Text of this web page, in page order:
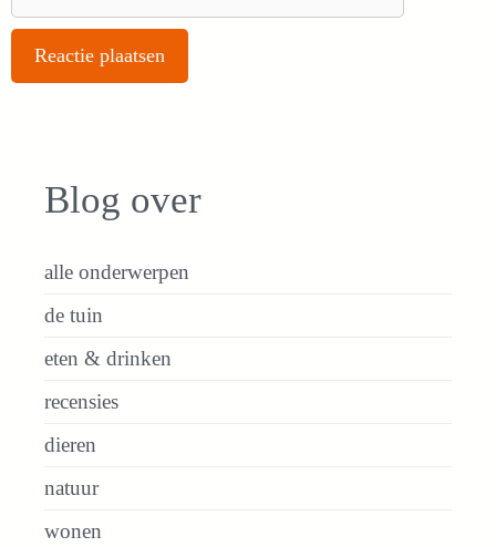
Blog over
alle onderwerpen
de tuin
eten & drinken
recensies
dieren
natuur
wonen